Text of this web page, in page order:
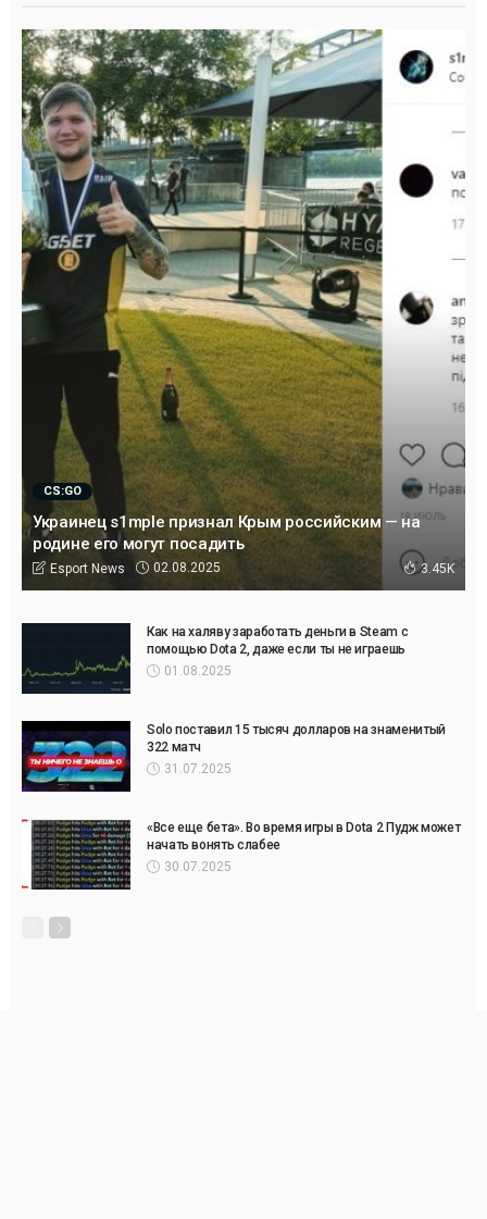
CS:GO
Украинец s1mple признал Крым российским — на
родине его могут посадить
Esport News 02.08.2025 3.45K
Как на халяву заработать деньги в Steam с
помощью Dota 2, даже если ты не играешь
01.08.2025
Solo поставил 15 тысяч долларов на знаменитый
322 матч
31.07.2025
«Все еще бета». Во время игры в Dota 2 Пудж может
начать вонять слабее
30.07.2025